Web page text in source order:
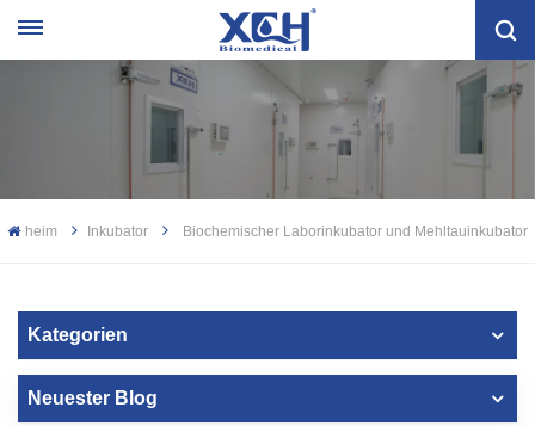
heim Inkubator Biochemischer Laborinkubator und Mehltauinkubator
Kategorien
Neuester Blog